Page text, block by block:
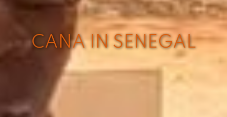
CANA IN SENEGAL